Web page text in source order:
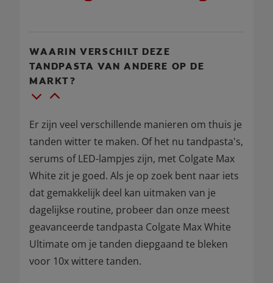
WAARIN VERSCHILT DEZE
TANDPASTA VAN ANDERE OP DE
MARKT?
Er zijn veel verschillende manieren om thuis je
tanden witter te maken. Of het nu tandpasta's,
serums of LED-lampjes zijn, met Colgate Max
White zit je goed. Als je op zoek bent naar iets
dat gemakkelijk deel kan uitmaken van je
dagelijkse routine, probeer dan onze meest
geavanceerde tandpasta Colgate Max White
Ultimate om je tanden diepgaand te bleken
voor 10x wittere tanden.